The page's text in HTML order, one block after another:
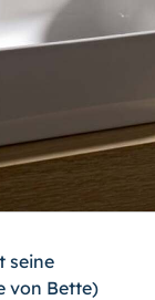
seine
von Bette)